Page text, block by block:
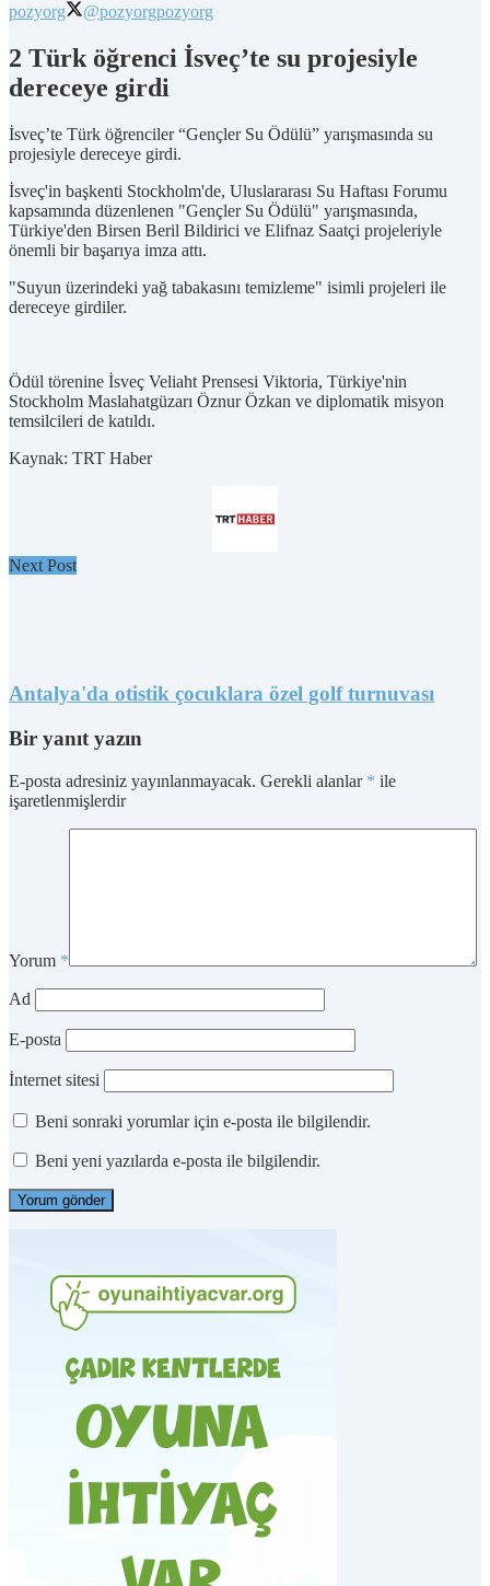
pozyorg @pozyorgpozyorg
2 Türk öğrenci İsveç’te su projesiyle
dereceye girdi
İsveç’te Türk öğrenciler “Gençler Su Ödülü” yarışmasında su
projesiyle dereceye girdi.
İsveç'in başkenti Stockholm'de, Uluslararası Su Haftası Forumu
kapsamında düzenlenen "Gençler Su Ödülü" yarışmasında,
Türkiye'den Birsen Beril Bildirici ve Elifnaz Saatçi projeleriyle
önemli bir başarıya imza attı.
"Suyun üzerindeki yağ tabakasını temizleme" isimli projeleri ile
dereceye girdiler.
Ödül törenine İsveç Veliaht Prensesi Viktoria, Türkiye'nin
Stockholm Maslahatgüzarı Öznur Özkan ve diplomatik misyon
temsilcileri de katıldı.
Kaynak: TRT Haber
Next Post
Antalya'da otistik çocuklara özel golf turnuvası
Bir yanıt yazın
E-posta adresiniz yayınlanmayacak. Gerekli alanlar * ile
işaretlenmişlerdir
Yorum *
Ad
E-posta
İnternet sitesi
Beni sonraki yorumlar için e-posta ile bilgilendir.
Beni yeni yazılarda e-posta ile bilgilendir.